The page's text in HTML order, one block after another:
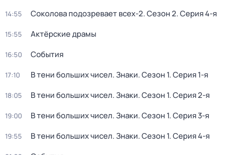
14:55 Соколова подозревает всех-2. Сезон 2. Серия 4-я
15:55 Актёрские драмы
16:50 События
17:10 В тени больших чисел. Знаки. Сезон 1. Серия 1-я
18:05 В тени больших чисел. Знаки. Сезон 1. Серия 2-я
19:00 В тени больших чисел. Знаки. Сезон 1. Серия 3-я
19:55 В тени больших чисел. Знаки. Сезон 1. Серия 4-я